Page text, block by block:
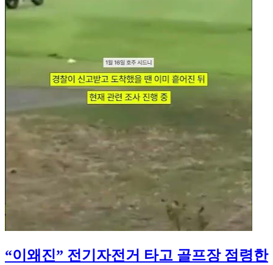
“이왜진” 전기자전거 타고 골프장 점령한